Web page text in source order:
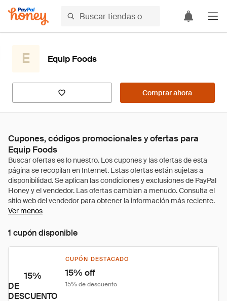
E Equip Foods
Comprar ahora
Cupones, códigos promocionales y ofertas para
Equip Foods
Ver menos
1 cupón disponible
15%
DE
DESCUENTO
CUPÓN DESTACADO
15% off
15% de descuento